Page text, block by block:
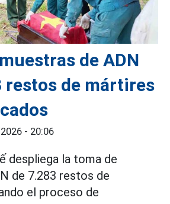
de ADN
restos de mártires
- 20:06
despliega la toma de
de 7.283 restos de
el proceso de